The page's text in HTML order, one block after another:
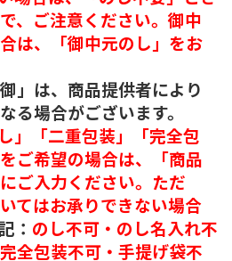
、ご注意ください。御中
は、「御中元のし」をお
」は、商品提供者により
る場合がございます。
」「二重包装」「完全包
ご希望の場合は、「商品
ご入力ください。ただ
てはお承りできない場合
： のし不可・のし名入れ不
全包装不可・手提げ袋不